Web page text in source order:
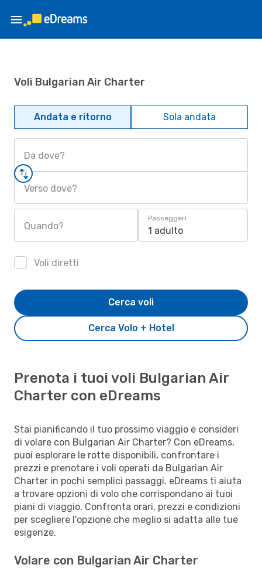
Voli Bulgarian Air Charter
Andata e ritorno Sola andata
Da dove?
Verso dove?
Quando?
Passeggeri
1 adulto
Voli diretti
Cerca Volo + Hotel
Cerca voli
Prenota i tuoi voli Bulgarian Air
Charter con eDreams
Stai pianificando il tuo prossimo viaggio e consideri
di volare con Bulgarian Air Charter? Con eDreams,
puoi esplorare le rotte disponibili, confrontare i
prezzi e prenotare i voli operati da Bulgarian Air
Charter in pochi semplici passaggi. eDreams ti aiuta
a trovare opzioni di volo che corrispondano ai tuoi
piani di viaggio. Confronta orari, prezzi e condizioni
per scegliere l'opzione che meglio si adatta alle tue
esigenze.
Volare con Bulgarian Air Charter